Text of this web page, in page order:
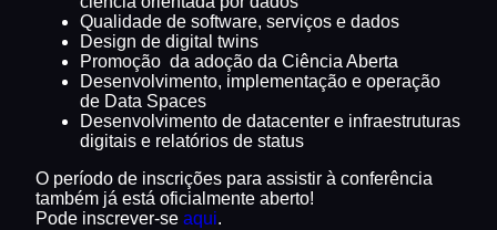
Qualidade de software, serviços e dados
Design de digital twins
Promoção da adoção da Ciência Aberta
Desenvolvimento, implementação e operação
de Data Spaces
Desenvolvimento de datacenter e infraestruturas
digitais e relatórios de status
O período de inscrições para assistir à conferência
também já está oficialmente aberto!
Pode inscrever-se aqui.